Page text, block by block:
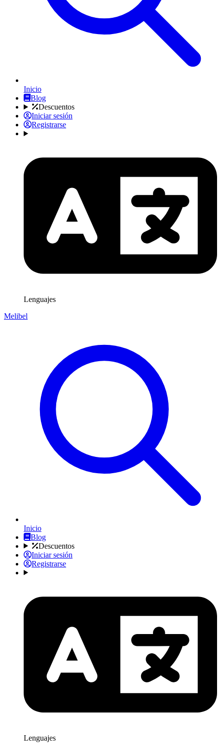
Inicio
Blog
Descuentos
Iniciar sesión
Registrarse
Lenguajes
Melibel
Inicio
Blog
Descuentos
Iniciar sesión
Registrarse
Lenguajes